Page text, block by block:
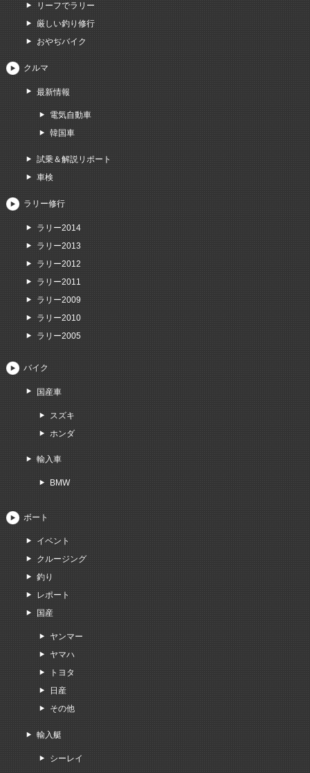
リーフでラリー
厳しい釣り修行
おやぢバイク
クルマ
最新情報
電気自動車
韓国車
試乗＆解説リポート
車検
ラリー修行
ラリー2014
ラリー2013
ラリー2012
ラリー2011
ラリー2009
ラリー2010
ラリー2005
バイク
国産車
スズキ
ホンダ
輸入車
BMW
ボート
イベント
クルージング
釣り
レポート
国産
ヤンマー
ヤマハ
トヨタ
日産
その他
輸入艇
シーレイ